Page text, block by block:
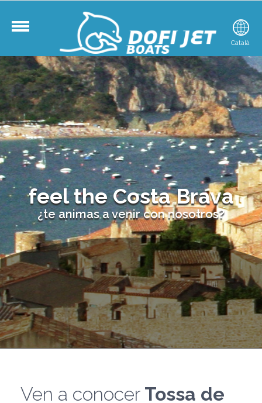
Español Català
feel the Costa Brava
¿te animas a venir con nosotros?
Ven a conocer Tossa de